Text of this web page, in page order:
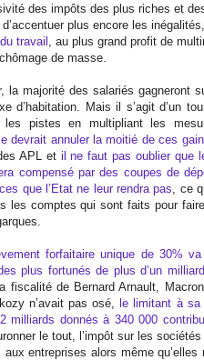
des impôts des plus riches et
plus encore les inégalités,
travail , au plus grand profit de
de masse.
la majorité des salariés gagneront
d’habitation. Mais il s’agit d’un
les pistes en multipliant les
devrait annuler la moitié de ces
APL et il ne faut pas oublier que
compensé par des coupes de
que l’Etat ne leur rendra pas , ce
les comptes qui sont faits pour
forfaitaire unique de 30%
plus fortunés de plus d’un milliard
fiscalité de Bernard Arnault,
n’avait pas osé,le limitant à sa
milliards donnés à 340 000
le tout, l’impôt sur les
aux entreprises alors même